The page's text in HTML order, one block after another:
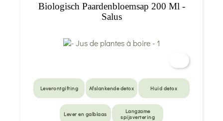
Biologisch Paardenbloemsap 200 Ml -
Salus
Leverontgifting Afslankende detox Huid detox
Lever en galblaas
Langzame
spijsvertering